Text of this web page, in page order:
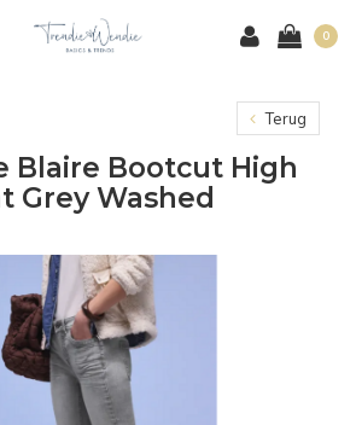
0
Terug
Blaire Bootcut High
Grey Washed